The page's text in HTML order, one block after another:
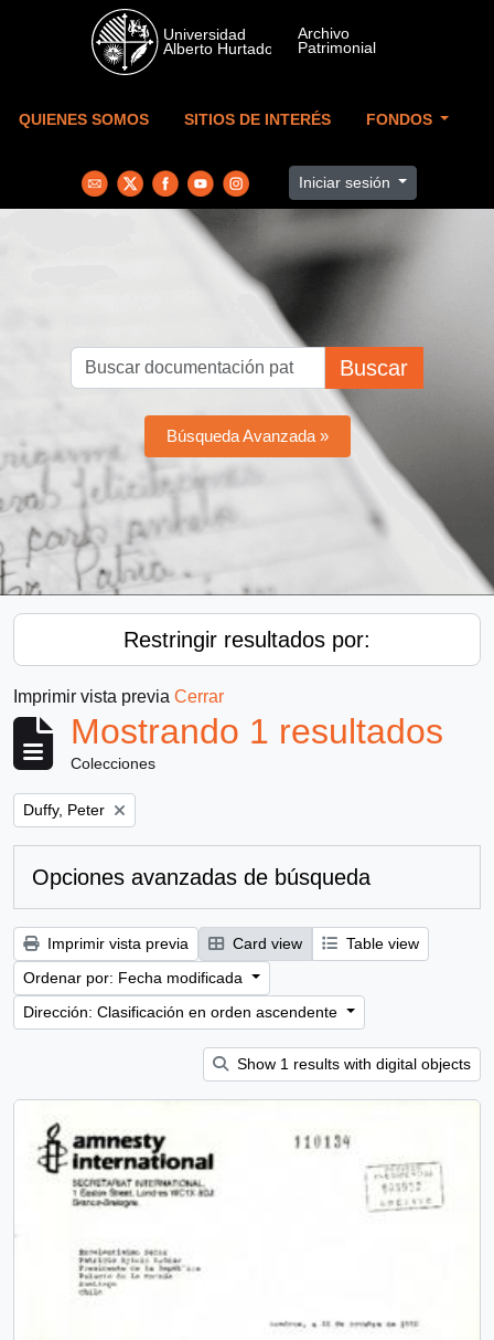
Skip to main content
QUIENES SOMOS SITIOS DE INTERÉS FONDOS
Iniciar sesión
Buscar
Búsqueda Avanzada »
Restringir resultados por:
Imprimir vista previa Cerrar
Mostrando 1 resultados
Colecciones
Remove filter:
Duffy, Peter
Opciones avanzadas de búsqueda
Imprimir vista previa Card view
Table view
Ordenar por: Fecha modificada
Dirección: Clasificación en orden ascendente
Show 1 results with digital objects